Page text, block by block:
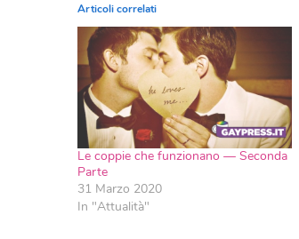
Articoli correlati
Le coppie che funzionano — Seconda
Parte
31 Marzo 2020
In "Attualità"